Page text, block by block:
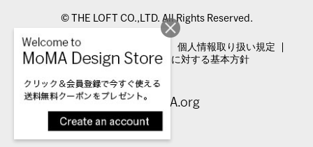
© THE LOFT CO.,LTD. All Rights Reserved.
特定商取引法表示
個人情報取り扱い規定
カスタマーハラスメントに対する基本方針
Visit MoMA.org